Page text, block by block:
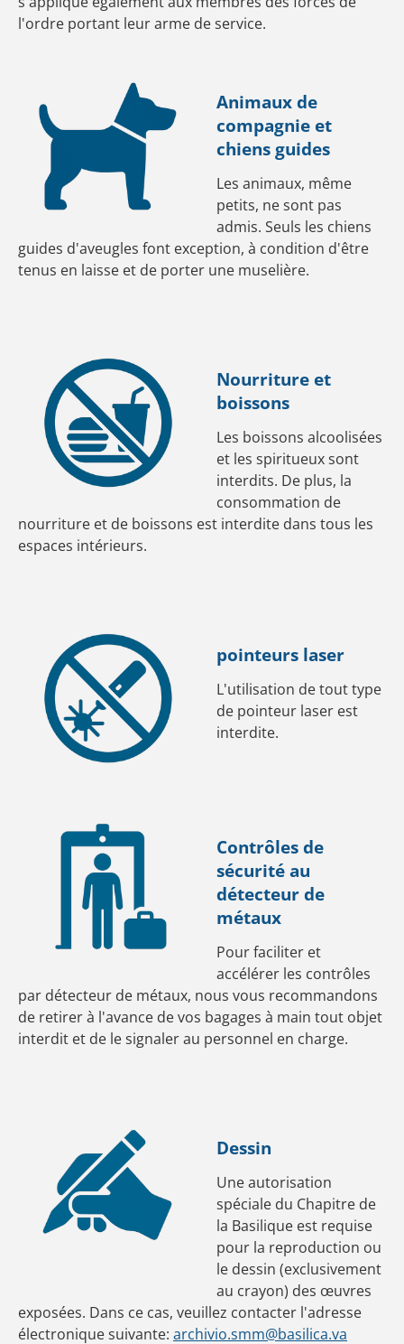
l'ordre portant leur arme de service.
Animaux de
compagnie et
chiens guides
Les animaux, même
petits, ne sont pas
admis. Seuls les chiens
guides d'aveugles font exception, à condition d'être
tenus en laisse et de porter une muselière.
Nourriture et
boissons
Les boissons alcoolisées
et les spiritueux sont
interdits. De plus, la
consommation de
nourriture et de boissons est interdite dans tous les
espaces intérieurs.
pointeurs laser
L'utilisation de tout type
de pointeur laser est
interdite.
Contrôles de
sécurité au
détecteur de
métaux
Pour faciliter et
accélérer les contrôles
par détecteur de métaux, nous vous recommandons
de retirer à l'avance de vos bagages à main tout objet
interdit et de le signaler au personnel en charge.
Dessin
Une autorisation
spéciale du Chapitre de
la Basilique est requise
pour la reproduction ou
le dessin (exclusivement
au crayon) des œuvres
exposées. Dans ce cas, veuillez contacter l'adresse
électronique suivante: archivio.smm@basilica.va